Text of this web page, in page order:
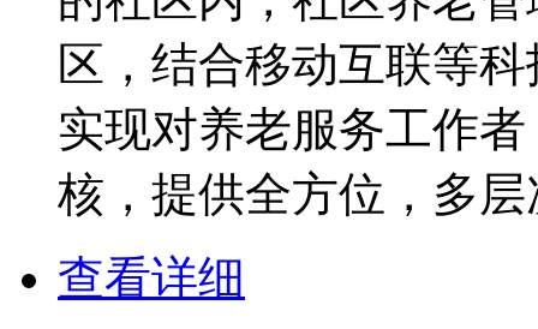
区，结合移动互联等
实现对养老服务工作
核，提供全方位，多
查看详细